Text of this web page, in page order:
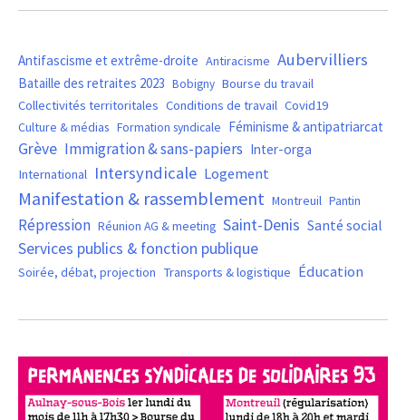
Antifascisme et extrême-droite Antiracisme Aubervilliers
Bataille des retraites 2023 Bobigny Bourse du travail
Collectivités territoritales Conditions de travail Covid19
Culture & médias Formation syndicale Féminisme & antipatriarcat
Grève Immigration & sans-papiers Inter-orga
International Intersyndicale Logement
Manifestation & rassemblement Montreuil Pantin
Répression Réunion AG & meeting Saint-Denis Santé social
Services publics & fonction publique
Soirée, débat, projection Transports & logistique Éducation